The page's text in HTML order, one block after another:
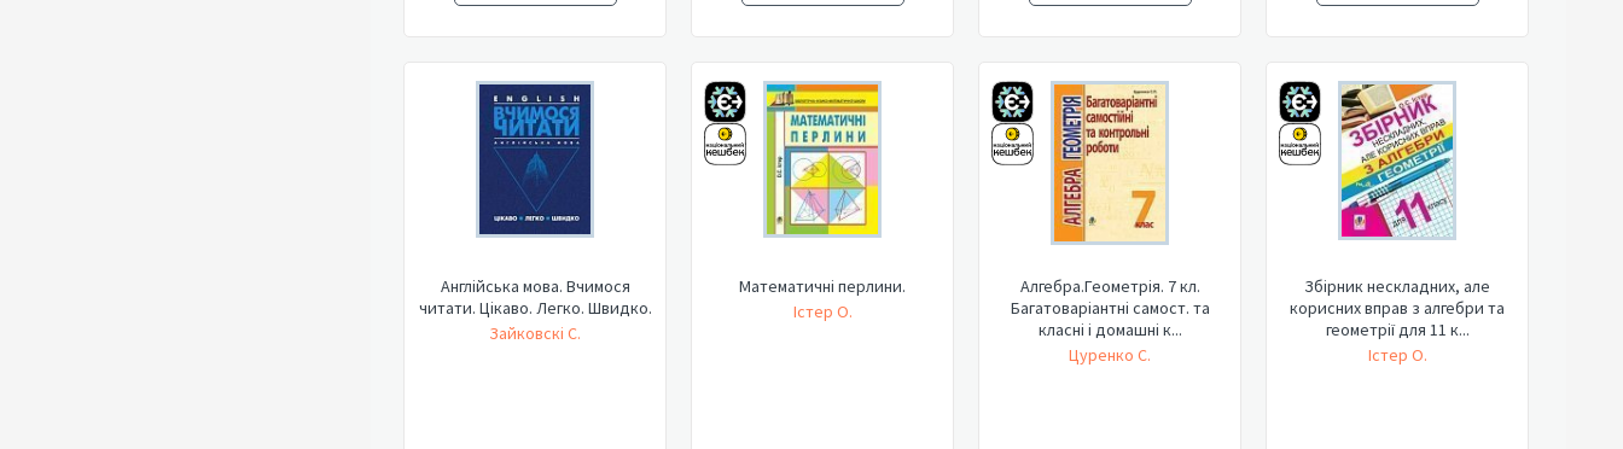
Англійська мова. Вчимося
читати. Цікаво. Легко. Швидко.
Зайковскі С.
Математичні перлини.
Істер О.
Алгебра.Геометрія. 7 кл.
Багатоваріантні самост. та
класні і домашні к...
Цуренко С.
Збірник нескладних, але
корисних вправ з алгебри та
геометрії для 11 к...
Істер О.